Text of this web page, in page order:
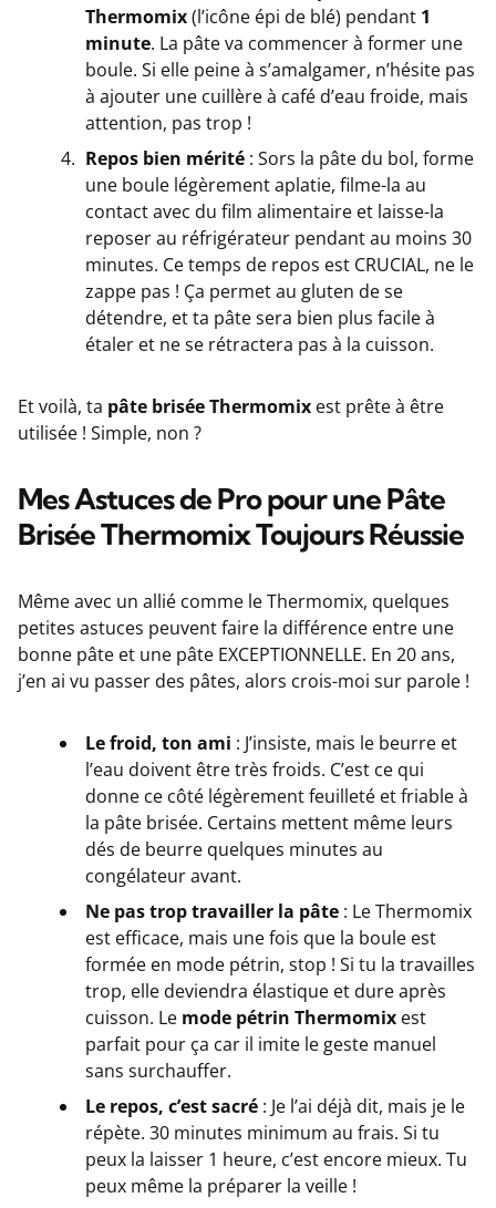
Thermomix(l’icône épi de blé) pendant 1
minute. La pâte va commencer à former une
boule. Si elle peine à s’amalgamer, n’hésite pas
à ajouter une cuillère à café d’eau froide, mais
attention, pas trop !
Repos bien mérité : Sors la pâte du bol, forme
une boule légèrement aplatie, filme-la au
contact avec du film alimentaire et laisse-la
reposer au réfrigérateur pendant au moins 30
minutes. Ce temps de repos est CRUCIAL, ne le
zappe pas ! Ça permet au gluten de se
détendre, et ta pâte sera bien plus facile à
étaler et ne se rétractera pas à la cuisson.
Et voilà, ta pâte brisée Thermomix est prête à être
utilisée ! Simple, non ?
Mes Astuces de Pro pour une Pâte
Brisée Thermomix Toujours Réussie
Même avec un allié comme le Thermomix, quelques
petites astuces peuvent faire la différence entre une
bonne pâte et une pâte EXCEPTIONNELLE. En 20 ans,
j’en ai vu passer des pâtes, alors crois-moi sur parole !
Le froid, ton ami : J’insiste, mais le beurre et
l’eau doivent être très froids. C’est ce qui
donne ce côté légèrement feuilleté et friable à
la pâte brisée. Certains mettent même leurs
dés de beurre quelques minutes au
congélateur avant.
Ne pas trop travailler la pâte : Le Thermomix
est efficace, mais une fois que la boule est
formée en mode pétrin, stop ! Si tu la travailles
trop, elle deviendra élastique et dure après
cuisson. Le mode pétrin Thermomix est
parfait pour ça car il imite le geste manuel
sans surchauffer.
Le repos, c’est sacré : Je l’ai déjà dit, mais je le
répète. 30 minutes minimum au frais. Si tu
peux la laisser 1 heure, c’est encore mieux. Tu
peux même la préparer la veille !